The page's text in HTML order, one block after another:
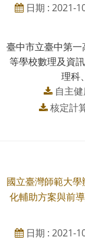
日期 : 2021-
臺中市立臺中第
等學校數理及資
理科
自主
核定計
國立臺灣師範大
化輔助方案與前
日期 : 2021-